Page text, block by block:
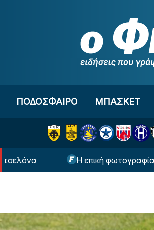
ΠΟΔΟΣΦΑΙΡΟ ΜΠΑΣΚΕΤ
Η επική φωτογραφία του